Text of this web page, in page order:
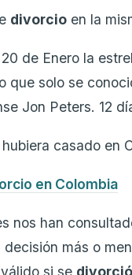
divorcio en la
de Enero la
que solo se
Jon Peters. 12
casado en
en Colombia
nos han
más o
si se divorció